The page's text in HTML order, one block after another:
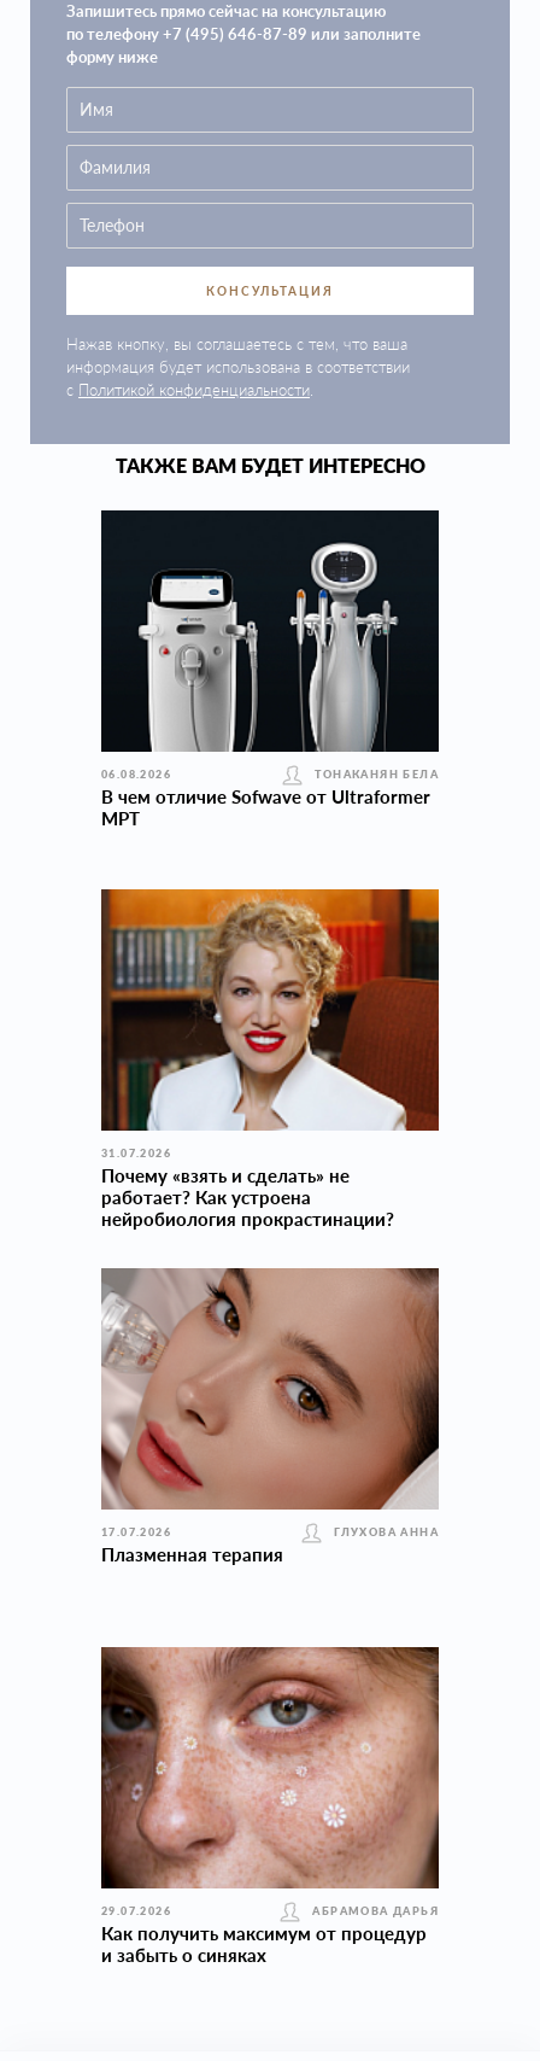
Запишитесь прямо сейчас на консультацию
по телефону +7 (495) 646-87-89 или заполните
форму ниже
КОНСУЛЬТАЦИЯ
Нажав кнопку, вы соглашаетесь с тем, что ваша
информация будет использована в соответствии
с Политикой конфиденциальности
ТАКЖЕ ВАМ БУДЕТ ИНТЕРЕСНО
06.08.2026 ТОНАКАНЯН БЕЛА
В чем отличие Sofwave от Ultraformer
MPT
31.07.2026
Почему «взять и сделать» не
работает? Как устроена
нейробиология прокраcтинации?
17.07.2026 ГЛУХОВА АННА
Плазменная терапия
29.07.2026 АБРАМОВА ДАРЬЯ
Как получить максимум от процедур
и забыть о синяках